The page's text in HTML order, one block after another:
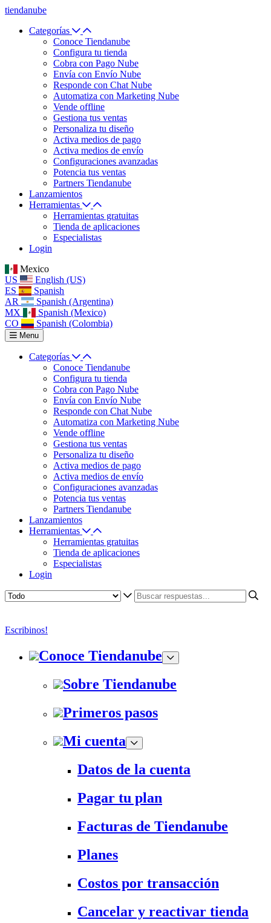
tiendanube
Categorías
Conoce Tiendanube
Configura tu tienda
Cobra con Pago Nube
Envía con Envío Nube
Responde con Chat Nube
Automatiza con Marketing Nube
Vende offline
Gestiona tus ventas
Personaliza tu diseño
Activa medios de pago
Activa medios de envío
Configuraciones avanzadas
Potencia tus ventas
Partners Tiendanube
Lanzamientos
Herramientas
Herramientas gratuitas
Tienda de aplicaciones
Especialistas
Login
Mexico
US
English (US)
ES
Spanish
AR
Spanish (Argentina)
MX
Spanish (Mexico)
CO
Spanish (Colombia)
Menu
Categorías
Conoce Tiendanube
Configura tu tienda
Cobra con Pago Nube
Envía con Envío Nube
Responde con Chat Nube
Automatiza con Marketing Nube
Vende offline
Gestiona tus ventas
Personaliza tu diseño
Activa medios de pago
Activa medios de envío
Configuraciones avanzadas
Potencia tus ventas
Partners Tiendanube
Lanzamientos
Herramientas
Herramientas gratuitas
Tienda de aplicaciones
Especialistas
Login
Escribinos!
Conoce Tiendanube
Sobre Tiendanube
Primeros pasos
Mi cuenta
Datos de la cuenta
Pagar tu plan
Facturas de Tiendanube
Planes
Costos por transacción
Cancelar y reactivar tienda